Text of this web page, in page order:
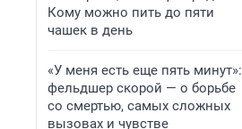
Кому можно пить до пяти
чашек в день
«У меня есть еще пять минут»:
фельдшер скорой — о борьбе
со смертью, самых сложных
вызовах и чувстве